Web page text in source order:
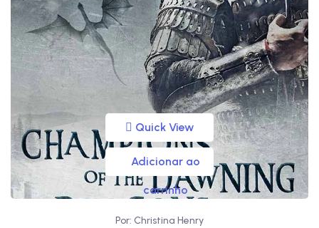
Quick View
Adicionar ao
carrinho
Por: Christina Henry